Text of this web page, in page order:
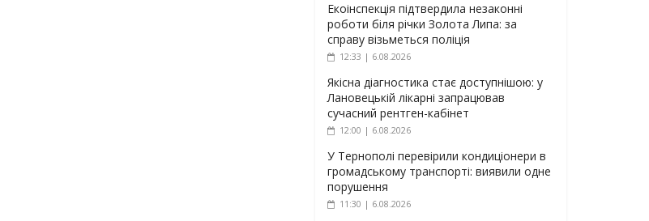
Екоінспекція підтвердила незаконні
роботи біля річки Золота Липа: за
справу візьметься поліція
12:33 | 6.08.2026
Якісна діагностика стає доступнішою: у
Лановецькій лікарні запрацював
сучасний рентген-кабінет
12:00 | 6.08.2026
У Тернополі перевірили кондиціонери в
громадському транспорті: виявили одне
порушення
11:30 | 6.08.2026